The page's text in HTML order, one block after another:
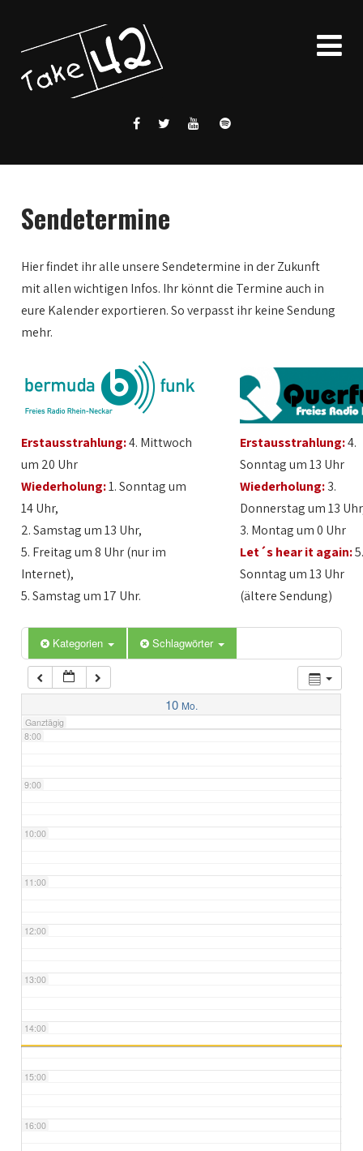
Sendetermine
Hier findet ihr alle unsere Sendetermine in der Zukunft
mit allen wichtigen Infos. Ihr könnt die Termine auch in
eure Kalender exportieren. So verpasst ihr keine Sendung
mehr.
Erstausstrahlung:4. Mittwoch
um 20 Uhr
Wiederholung:1. Sonntag um
14 Uhr,
2. Samstag um 13 Uhr,
5. Freitag um 8 Uhr (nur im
Internet),
5. Samstag um 17 Uhr.
Erstausstrahlung:4.
Sonntag um 13 Uhr
Wiederholung:3.
Donnerstag um 13
3. Montag um 0 Uhr
Let´s hear it again:
Sonntag um 13 Uhr
(ältere Sendung)
Kategorien Schlagwörter
10 Mo.
Ganztägig
1:00
2:00
3:00
5:00
6:00
7:00
8:00
9:00
10:00
11:00
12:00
13:00
14:00
15:00
16:00